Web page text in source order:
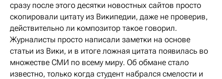
сразу после этого десятки новостных сайтов просто
скопировали цитату из Википедии, даже не проверив,
действительно ли композитор такое говорил.
Журналисты просто написали заметки на основе
статьи из Вики, и в итоге ложная цитата появилась во
множестве СМИ по всему миру. Об обмане стало
известно, только когда студент набрался смелости и